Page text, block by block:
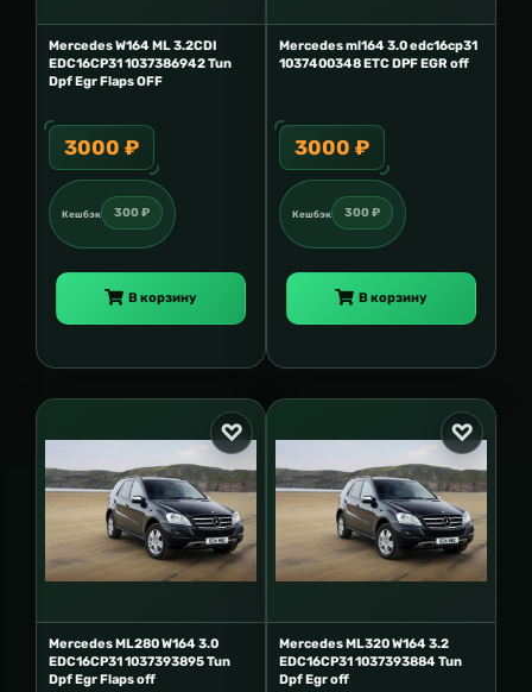
Mercedes W164 ML 3.2CDI
EDC16CP31 1037386942 Tun
Dpf Egr Flaps OFF
3000 ₽
Кешбэк 300 ₽
В корзину
Mercedes ml164 3.0 edc16cp31
1037400348 ETC DPF EGR off
3000 ₽
Кешбэк 300 ₽
В корзину
Mercedes ML280 W164 3.0
EDC16CP31 1037393895 Tun
Dpf Egr Flaps off
Mercedes ML320 W164 3.2
EDC16CP31 1037393884 Tun
Dpf Egr off